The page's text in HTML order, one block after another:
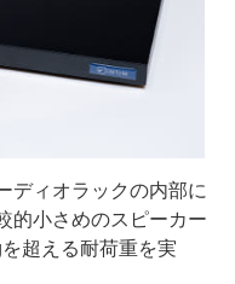
ディオラックの内部に
的小さめのスピーカー
超える耐荷重を実